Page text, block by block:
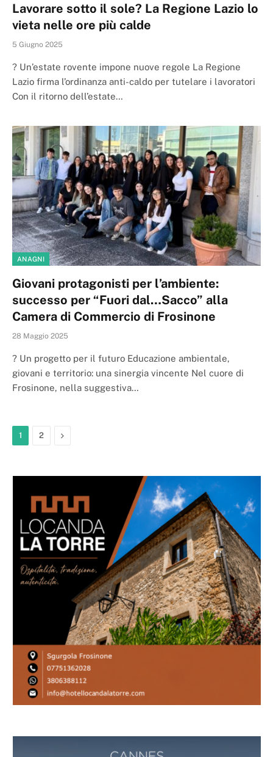
Lavorare sotto il sole? La Regione Lazio lo
vieta nelle ore più calde
5 Giugno 2025
? Un’estate rovente impone nuove regole La Regione
Lazio firma l’ordinanza anti-caldo per tutelare i lavoratori
Con il ritorno dell’estate…
ANAGNI
Giovani protagonisti per l’ambiente:
successo per “Fuori dal…Sacco” alla
Camera di Commercio di Frosinone
28 Maggio 2025
? Un progetto per il futuro Educazione ambientale,
giovani e territorio: una sinergia vincente Nel cuore di
Frosinone, nella suggestiva…
1 2 Next